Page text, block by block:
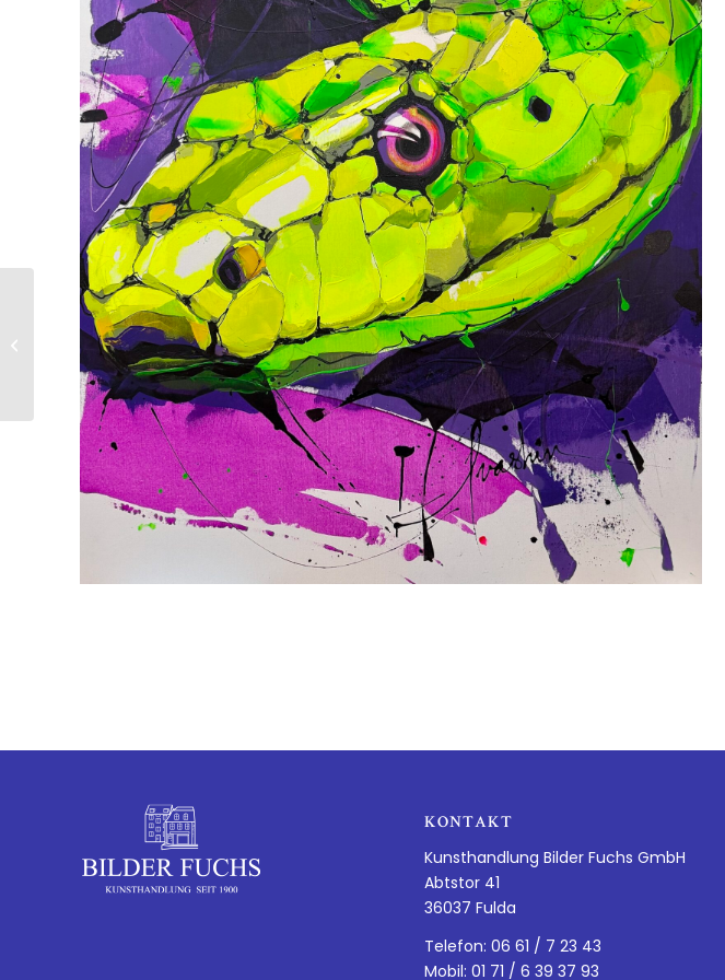
KONTAKT
Kunsthandlung Bilder Fuchs GmbH
Abtstor 41
36037 Fulda
Telefon: 06 61 / 7 23 43
Mobil: 01 71 / 6 39 37 93
Adam Marian Pete |
BELLA ITALIA